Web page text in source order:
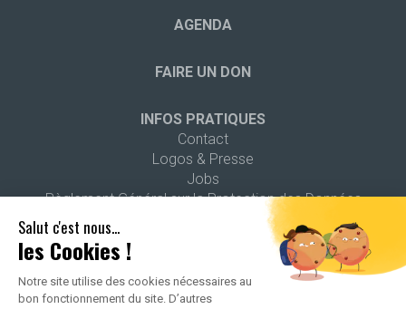
Salut c'est nous...
les Cookies !
Notre site utilise des cookies nécessaires au
bon fonctionnement du site. D’autres
AGENDA
FAIRE UN DON
INFOS PRATIQUES
Contact
Logos & Presse
Jobs
Règlement Général sur la Protection des Données
2026 ALL RIGHTS RESERVED -POLITIQUE DE CONFIDENTIALITÉ